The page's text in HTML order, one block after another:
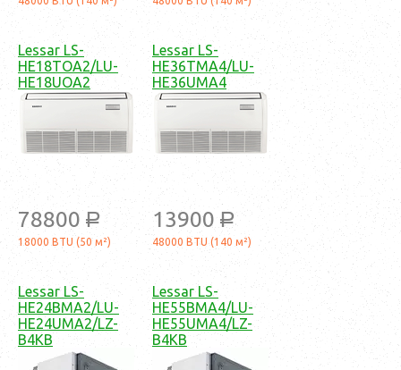
Lessar LS-
HE18TOA2/LU-
HE18UOA2
78800 a
18000 BTU (50 м²)
Lessar LS-
HE36TMA4/LU-
HE36UMA4
13900 a
48000 BTU (140 м²)
Lessar LS-
HE24BMA2/LU-
HE24UMA2/LZ-
B4KB
Lessar LS-
HE55BMA4/LU-
HE55UMA4/LZ-
B4KB